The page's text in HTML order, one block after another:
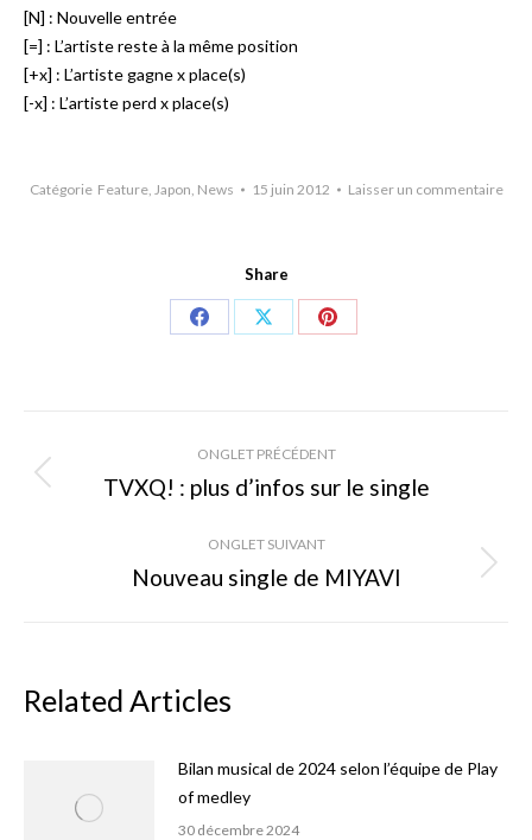
[N] : Nouvelle entrée
[=] : L’artiste reste à la même position
[+x] : L’artiste gagne x place(s)
[-x] : L’artiste perd x place(s)
Catégorie Feature, Japon, News 15 juin 2012 Laisser un commentaire
Share
Share
Share
Share
Navigation
de
commentaire
ONGLET PRÉCÉDENT
Onglet
TVXQ! : plus d’infos sur le single
ONGLET SUIVANT
Onglet
Nouveau single de MIYAVI
Related Articles
Bilan musical de 2024 selon l’équipe de Play
of medley
30 décembre 2024